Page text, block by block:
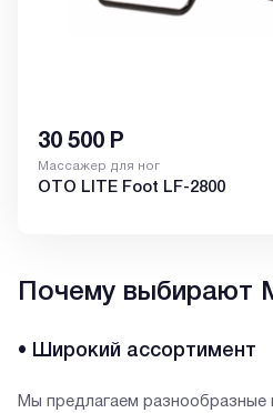
30 500 Р
Массажер для ног
OTO LITE Foot LF-2800
Почему выбирают
• Широкий ассортимент
Мы предлагаем